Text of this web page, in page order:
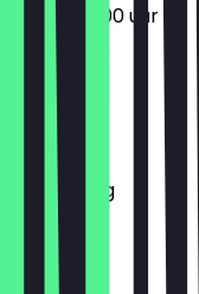
06:00 - 19:00 uur
Maandag
Dinsdag
Woensdag
Donderdag
Vrijdag
Zaterdag
Zondag